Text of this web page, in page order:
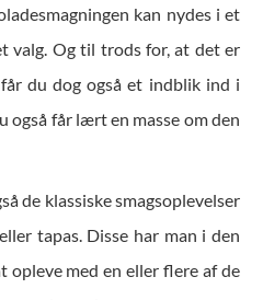
kan nydes i et
valg. Og til trods for, at det er
du dog også et indblik ind i
også får lært en masse om den
de klassiske smagsoplevelser
tapas. Disse har man i den
opleve med en eller flere af de